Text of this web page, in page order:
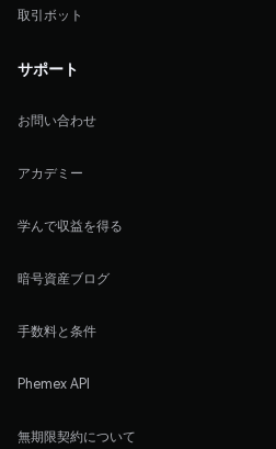
取引ボット
サポート
お問い合わせ
アカデミー
学んで収益を得る
暗号資産ブログ
手数料と条件
Phemex API
無期限契約について